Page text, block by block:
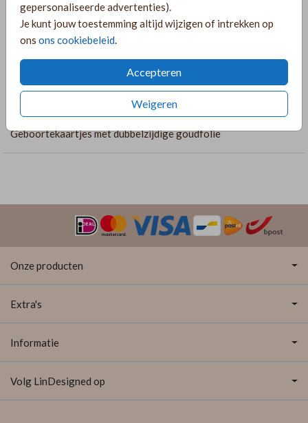
gepersonaliseerde advertenties).
Je kunt jouw toestemming altijd wijzigen of intrekken op
ons ons cookiebeleid.
Accepteren
Weigeren
OMSCHRIJVING
Lief geboortekaartje voor een meisje met roségoudfolie en
handgeschilderde watercolor bloemen. Pas het kaartje naar
wens aan door te kiezen voor een andere kleur folie!
COLLECTIE
Geboortekaartjes met dubbelzijdige goudfolie
Onze producten
Extra's
Informatie
Volg LinDesigned op